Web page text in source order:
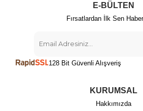
E-BÜLTEN
Fırsatlardan İlk Sen
128 Bit Güvenli Alışveriş
KURUMSAL
Hakkımızda